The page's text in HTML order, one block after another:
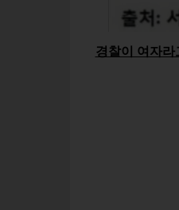
경찰이 여자라